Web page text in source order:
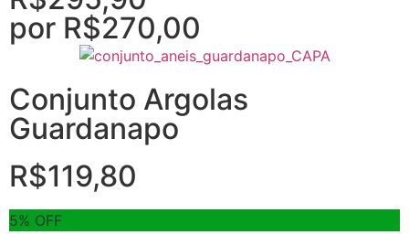
por R$270,00
Conjunto Argolas
Guardanapo
R$119,80
5% OFF